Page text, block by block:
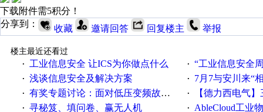
下载附件需5积分！
分享到：
收藏 邀请回答 回复楼主 举报
楼主最近还看过
·
工业信息安全 让ICS为你做点什么 · “工业信息安全周之我见”
· 浅谈信息安全及解决方案 · 7月7与安川来“
· 有奖专题讨论：面对低压变频故障，老手是这样解决的！ · 【德力西电气】三
· 寻秘笈、填问卷、赢无人机 · AbleCloud工业物联